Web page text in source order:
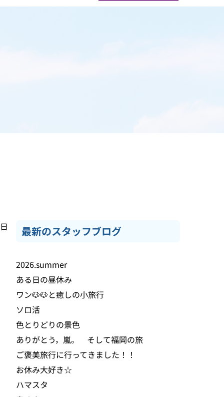
最新のスタッフブログ
2026.summer
ある日の昼休み
ワン🐶🐶と癒しの小旅行
ソロ活
色とりどりの景色
ありがとう，嵐。 そして福岡の旅
ご褒美旅行に行ってきました！！
お休み大好き☆
ハマスタ